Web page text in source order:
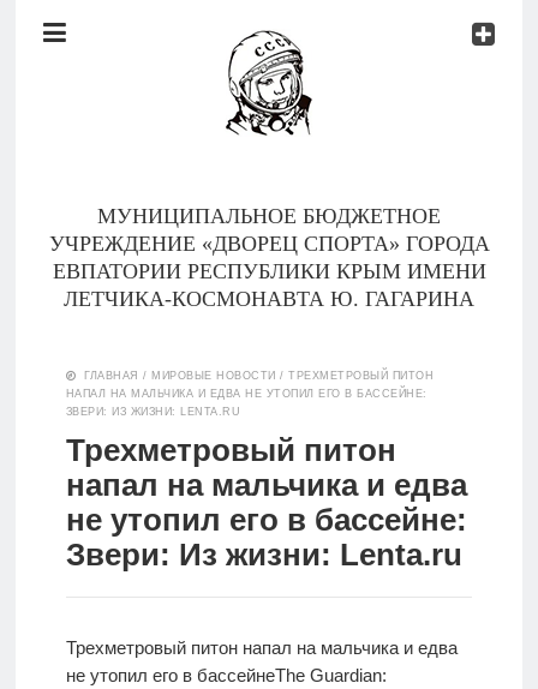
Документы
МУНИЦИПАЛЬНОЕ БЮДЖЕТНОЕ
УЧРЕЖДЕНИЕ «ДВОРЕЦ СПОРТА» ГОРОДА
ЕВПАТОРИИ РЕСПУБЛИКИ КРЫМ ИМЕНИ
ЛЕТЧИКА-КОСМОНАВТА Ю. ГАГАРИНА
Тренеры
Документы
Контакты
О
ГЛАВНАЯ / МИРОВЫЕ НОВОСТИ /ТРЕХМЕТРОВЫЙ ПИТОН
НАПАЛ НА МАЛЬЧИКА И ЕДВА НЕ УТОПИЛ ЕГО В БАССЕЙНЕ:
ЗВЕРИ: ИЗ ЖИЗНИ: LENTA.RU
Трехметровый питон
напал на мальчика и едва
не утопил его в бассейне:
Звери: Из жизни: Lenta.ru
Трехметровый питон напал на мальчика и едва
не утопил его в бассейнеThe Guardian: